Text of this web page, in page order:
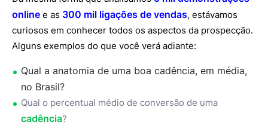
online e as 300 mil ligações de vendas, estávamos
curiosos em conhecer todos os aspectos da prospecção.
Alguns exemplos do que você verá adiante:
Qual a anatomia de uma boa cadência, em média,
no Brasil?
Qual o percentual médio de conversão de uma
cadência?